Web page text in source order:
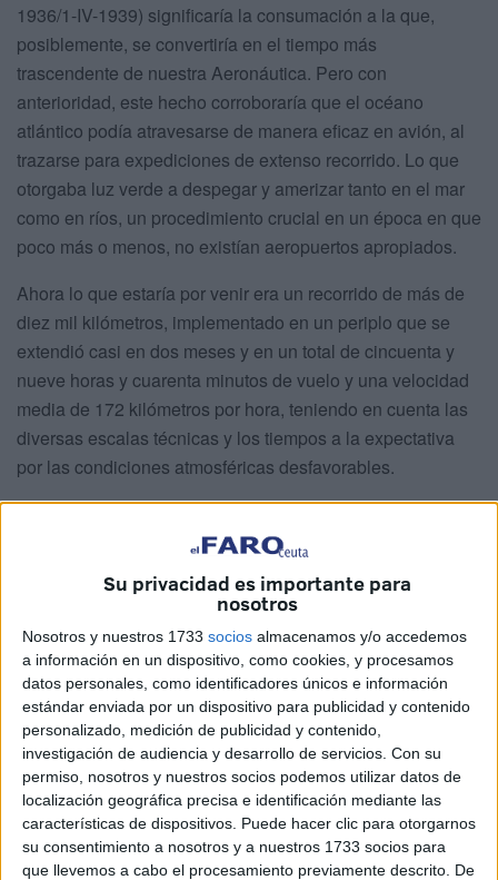
Su privacidad es importante para
nosotros
Nosotros y nuestros 1733 socios almacenamos y/o accedemos
a información en un dispositivo, como cookies, y procesamos
datos personales, como identificadores únicos e información
estándar enviada por un dispositivo para publicidad y contenido
personalizado, medición de publicidad y contenido,
investigación de audiencia y desarrollo de servicios. Con su
permiso, nosotros y nuestros socios podemos utilizar datos de
localización geográfica precisa e identificación mediante las
características de dispositivos. Puede hacer clic para otorgarnos
su consentimiento a nosotros y a nuestros 1733 socios para
que llevemos a cabo el procesamiento previamente descrito. De
1936/1-IV-1939) significaría la consumación a la que,
posiblemente, se convertiría en el tiempo más
trascendente de nuestra Aeronáutica. Pero con
anterioridad, este hecho corroboraría que el océano
atlántico podía atravesarse de manera eficaz en avión, al
trazarse para expediciones de extenso recorrido. Lo que
otorgaba luz verde a despegar y amerizar tanto en el mar
como en ríos, un procedimiento crucial en un época en que
poco más o menos, no existían aeropuertos apropiados.
Ahora lo que estaría por venir era un recorrido de más de
diez mil kilómetros, implementado en un periplo que se
extendió casi en dos meses y en un total de cincuenta y
nueve horas y cuarenta minutos de vuelo y una velocidad
media de 172 kilómetros por hora, teniendo en cuenta las
diversas escalas técnicas y los tiempos a la expectativa
por las condiciones atmosféricas desfavorables.
estuvieron en primera línea, hubieron de resistir un sinfín
de obstáculos. Tales, como el pilotaje oceánico sin apoyos
modernos o la previsión del tiempo siempre impredecible,
o la autonomía condicionada por el avión del momento.
Adelantándome a lo que posteriormente desgranaré,
puede sostenerse que la propulsión de nuestros aviadores
se convirtió en una señal incuestionable para sistematizar
la puesta en escena de la aviación en las operaciones de
transporte y enlace con tierras distantes en América, África
y Asia, posibilitando el crecimiento del comercio y
auspiciando el influjo de España sobre estas